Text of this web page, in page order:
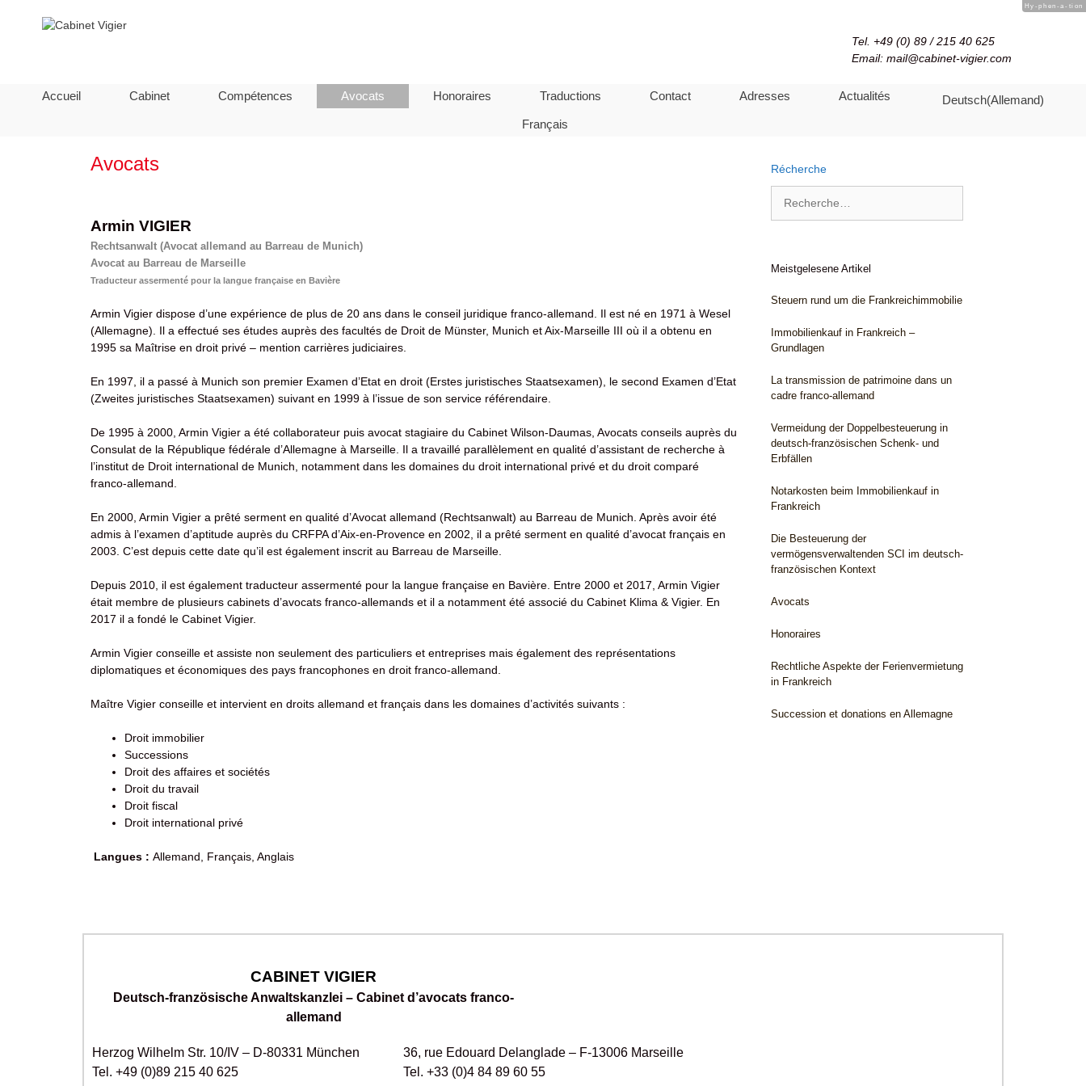
Tel. +49 (0) 89 / 215 40 625
Email: mail@cabinet-vigier.com
Accueil Cabinet Compétences Avocats Honoraires Traductions Contact Adresses Actualités Deutsch(Allemand)
Français
Avocats
Armin VIGIER
Rechtsanwalt (Avocat allemand au Barreau de Munich)
Avocat au Barreau de Marseille
Traducteur assermenté pour la langue française en Bavière
Armin Vigier dispose d’une expérience de plus de 20 ans dans le conseil juridique franco-allemand. Il est né en 1971 à Wesel
(Allemagne). Il a effectué ses études auprès des facultés de Droit de Münster, Munich et Aix-Marseille III où il a obtenu en
1995 sa Maîtrise en droit privé – mention carrières judiciaires.
En 1997, il a passé à Munich son premier Examen d’Etat en droit (Erstes juristisches Staatsexamen), le second Examen d’Etat
(Zweites juristisches Staatsexamen) suivant en 1999 à l’issue de son service référendaire.
De 1995 à 2000, Armin Vigier a été collaborateur puis avocat stagiaire du Cabinet Wilson-Daumas, Avocats conseils auprès du
Consulat de la République fédérale d’Allemagne à Marseille. Il a travaillé parallèlement en qualité d’assistant de recherche à
l’institut de Droit international de Munich, notamment dans les domaines du droit international privé et du droit comparé
franco-allemand.
En 2000, Armin Vigier a prêté serment en qualité d’Avocat allemand (Rechtsanwalt) au Barreau de Munich. Après avoir été
admis à l’examen d’aptitude auprès du CRFPA d’Aix-en-Provence en 2002, il a prêté serment en qualité d’avocat français en
2003. C’est depuis cette date qu’il est également inscrit au Barreau de Marseille.
Depuis 2010, il est également traducteur assermenté pour la langue française en Bavière. Entre 2000 et 2017, Armin Vigier
était membre de plusieurs cabinets d’avocats franco-allemands et il a notamment été associé du Cabinet Klima & Vigier. En
2017 il a fondé le Cabinet Vigier.
Armin Vigier conseille et assiste non seulement des particuliers et entreprises mais également des représentations
diplomatiques et économiques des pays francophones en droit franco-allemand.
Maître Vigier conseille et intervient en droits allemand et français dans les domaines d’activités suivants :
Droit immobilier
Successions
Droit des affaires et sociétés
Droit du travail
Droit fiscal
Droit international privé
Langues : Allemand, Français, Anglais
Récherche
Meistgelesene Artikel
Steuern rund um die Frankreichimmobilie
Immobilienkauf in Frankreich –
Grundlagen
La transmission de patrimoine dans un
cadre franco-allemand
Vermeidung der Doppelbesteuerung in
deutsch-französischen Schenk- und
Erbfällen
Notarkosten beim Immobilienkauf in
Frankreich
Die Besteuerung der
vermögensverwaltenden SCI im deutsch-
französischen Kontext
Avocats
Honoraires
Rechtliche Aspekte der Ferienvermietung
in Frankreich
Succession et donations en Allemagne
CABINET VIGIER
Deutsch-französische Anwaltskanzlei – Cabinet d’avocats franco-
allemand
Herzog Wilhelm Str. 10/IV – D-80331 München
Tel. +49 (0)89 215 40 625
36, rue Edouard Delanglade – F-13006 Marseille
Tel. +33 (0)4 84 89 60 55
Hy-phen-a-tion